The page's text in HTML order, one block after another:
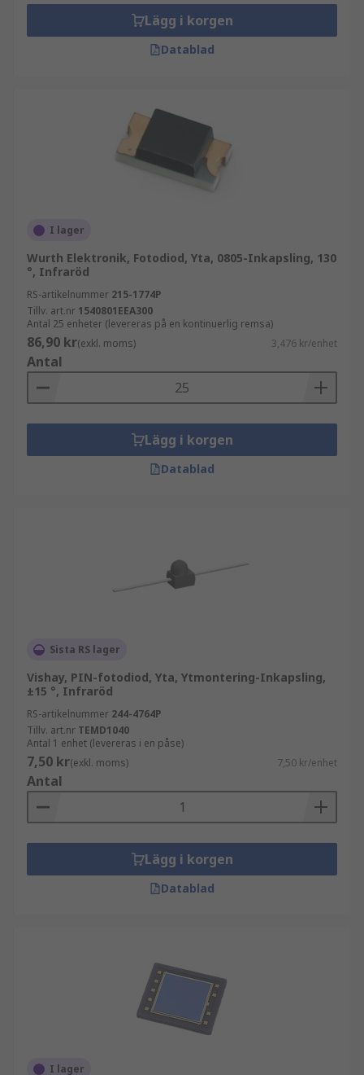
omvänt förspänningstillstånd. Ju högre den
omvända spänningen är, desto högre är
förstärkningen.Schottky-fotodioden är baserad
detektion av långa våglängder.
Lägg i korgen
Datablad
I lager
Wurth Elektronik, Fotodiod, Yta, 0805-Inkapsling, 130
°, Infraröd
RS-artikelnummer 215-1774P
Tillv. art.nr 1540801EEA300
Antal 25 enheter (levereras på en kontinuerlig remsa)
86,90 kr(exkl. moms) 3,476 kr/enhet
Antal
Lägg i korgen
Datablad
Sista RS lager
Vishay, PIN-fotodiod, Yta, Ytmontering-Inkapsling,
±15 °, Infraröd
RS-artikelnummer 244-4764P
Tillv. art.nr TEMD1040
Antal 1 enhet (levereras i en påse)
7,50 kr(exkl. moms) 7,50 kr/enhet
Antal
Lägg i korgen
Datablad
I lager